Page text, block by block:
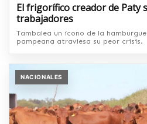
El frigorífico creador de Paty
trabajadores
Tambalea un ícono de la
pampeana atraviesa su peor crisis.
NACIONALES